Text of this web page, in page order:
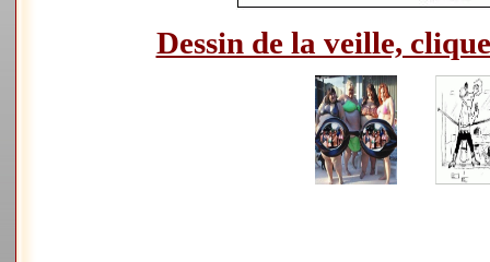
Dessin de la veille,